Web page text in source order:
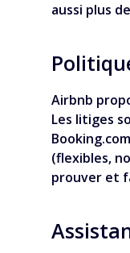
aussi plus
Airbnb
Les litiges
(flexibles,
prouver et